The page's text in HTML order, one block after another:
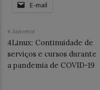
E-mail
Anterior
4Linux: Continuidade de
serviços e cursos durante
a pandemia de COVID-19